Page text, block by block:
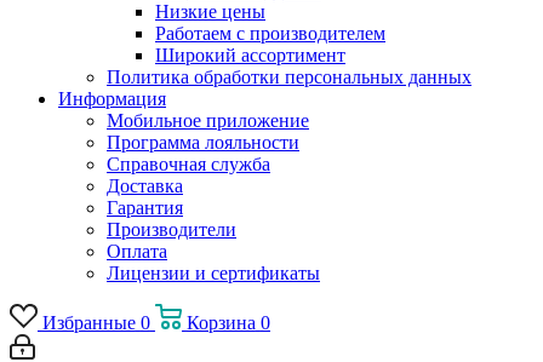
Низкие цены
Работаем с производителем
Широкий ассортимент
Политика обработки персональных данных
Информация
Мобильное приложение
Программа лояльности
Справочная служба
Доставка
Гарантия
Производители
Оплата
Лицензии и сертификаты
Избранные 0 Корзина 0